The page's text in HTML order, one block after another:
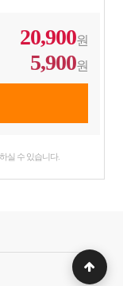
20,900원
5,900원
실 수 있습니다.